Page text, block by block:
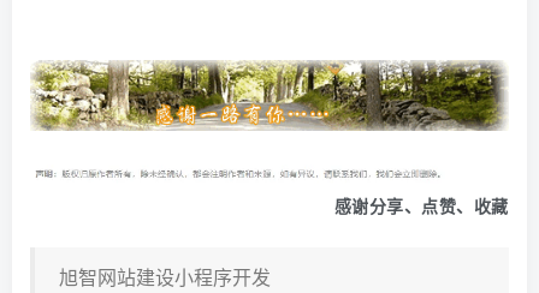
感谢分享、点赞、收藏
旭智网站建设小程序开发